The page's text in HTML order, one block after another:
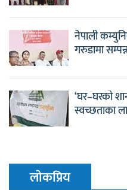
नेपाली
गरुडामा
‘घर–घरको
स्वच्छताका
लाेकप्रिय